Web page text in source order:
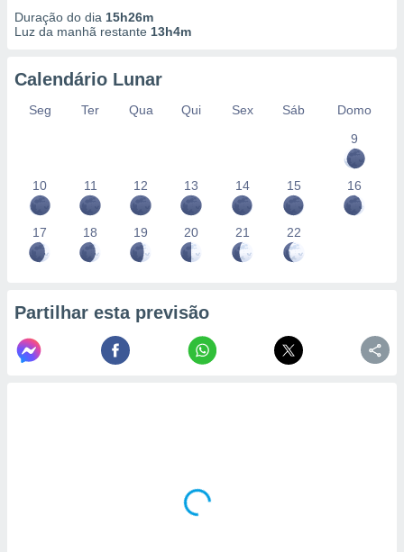
Duração do dia 15h26m
Luz da manhã restante 13h4m
Calendário Lunar
Seg Ter Qua Qui Sex Sáb
Domo
9
10 11 12 13 14 15 16
17 18 19 20 21 22
Partilhar esta previsão